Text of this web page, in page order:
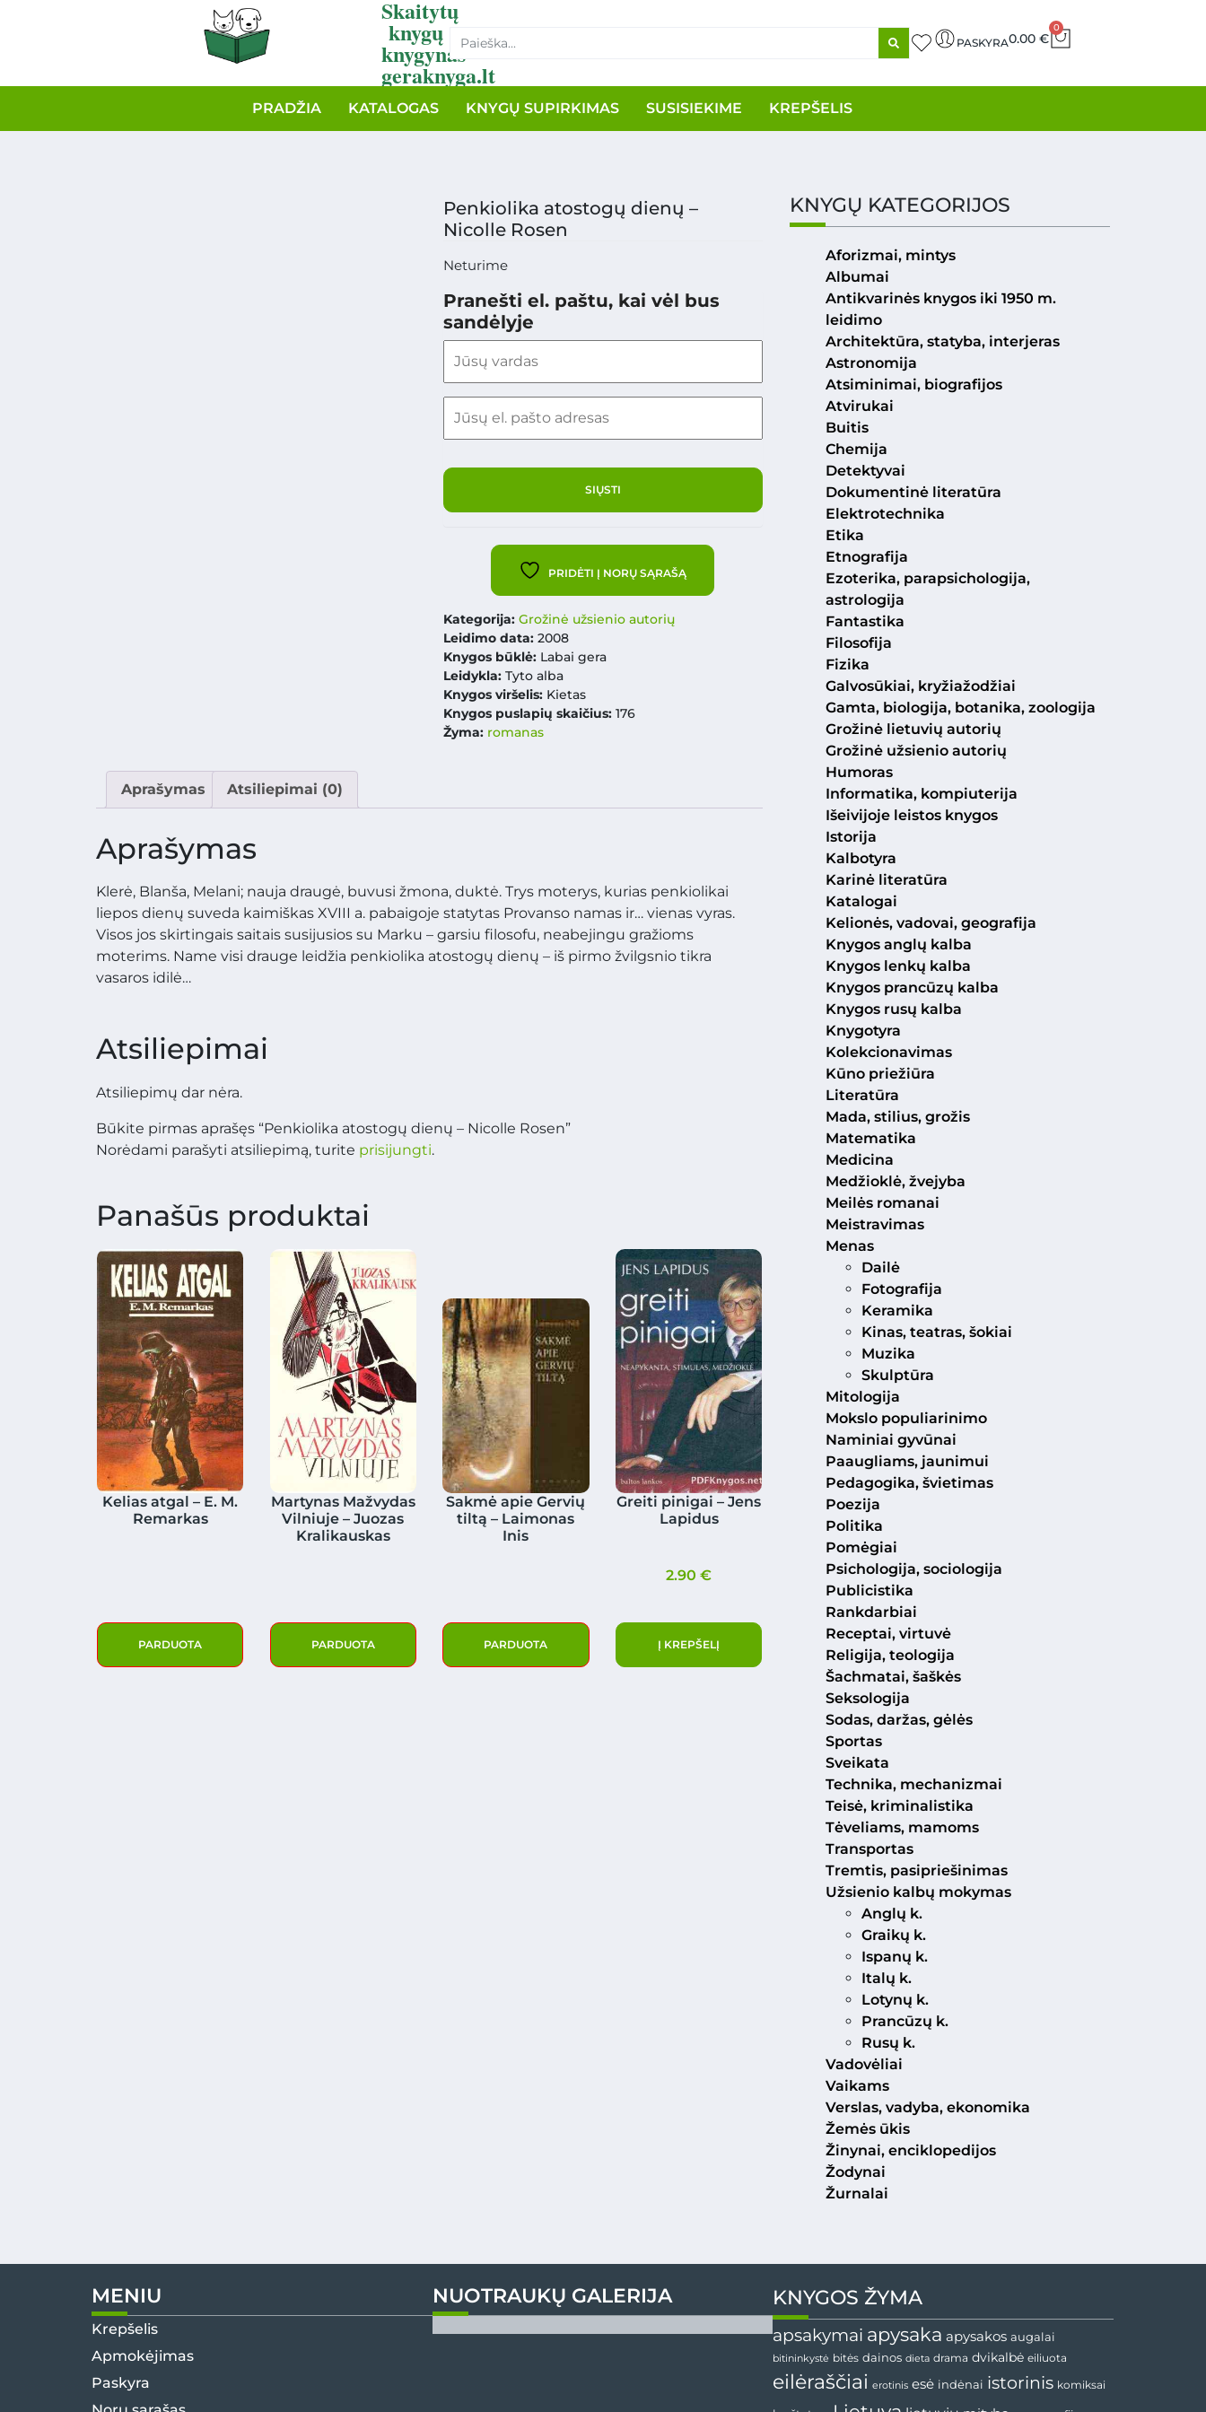
Skaitytų
knygų
knygynas
geraknyga.lt
PASKYRA0.00 €
0
PRADŽIA KATALOGAS KNYGŲ SUPIRKIMAS SUSISIEKIME KREPŠELIS
Penkiolika atostogų dienų –
Nicolle Rosen
Neturime
Pranešti el. paštu, kai vėl bus
sandėlyje
PRIDĖTI Į NORŲ SĄRAŠĄ
Kategorija: Grožinė užsienio autorių
Leidimo data:2008
Knygos būklė: Labai gera
Leidykla:Tyto alba
Knygos viršelis: Kietas
Knygos puslapių skaičius: 176
Žyma: romanas
Aprašymas Atsiliepimai (0)
Aprašymas
Klerė, Blanša, Melani; nauja draugė, buvusi žmona, duktė. Trys moterys, kurias penkiolikai
liepos dienų suveda kaimiškas XVIII a. pabaigoje statytas Provanso namas ir… vienas vyras.
Visos jos skirtingais saitais susijusios su Marku – garsiu filosofu, neabejingu gražioms
moterims. Name visi drauge leidžia penkiolika atostogų dienų – iš pirmo žvilgsnio tikra
vasaros idilė…
Atsiliepimai
Atsiliepimų dar nėra.
Būkite pirmas aprašęs “Penkiolika atostogų dienų – Nicolle Rosen”
Norėdami parašyti atsiliepimą, turite prisijungti.
Panašūs produktai
Kelias atgal – E. M.
Remarkas
PARDUOTA
Martynas Mažvydas
Vilniuje – Juozas
Kralikauskas
PARDUOTA
Sakmė apie Gervių
tiltą – Laimonas
Inis
PARDUOTA
Greiti pinigai – Jens
Lapidus
2.90€
Į KREPŠELĮ
KNYGŲ KATEGORIJOS
Aforizmai, mintys
Albumai
Antikvarinės knygos iki 1950 m.
leidimo
Architektūra, statyba, interjeras
Astronomija
Atsiminimai, biografijos
Atvirukai
Buitis
Chemija
Detektyvai
Dokumentinė literatūra
Elektrotechnika
Etika
Etnografija
Ezoterika, parapsichologija,
astrologija
Fantastika
Filosofija
Fizika
Galvosūkiai, kryžiažodžiai
Gamta, biologija, botanika, zoologija
Grožinė lietuvių autorių
Grožinė užsienio autorių
Humoras
Informatika, kompiuterija
Išeivijoje leistos knygos
Istorija
Kalbotyra
Karinė literatūra
Katalogai
Kelionės, vadovai, geografija
Knygos anglų kalba
Knygos lenkų kalba
Knygos prancūzų kalba
Knygos rusų kalba
Knygotyra
Kolekcionavimas
Kūno priežiūra
Literatūra
Mada, stilius, grožis
Matematika
Medicina
Medžioklė, žvejyba
Meilės romanai
Meistravimas
Menas
Dailė
Fotografija
Keramika
Kinas, teatras, šokiai
Muzika
Skulptūra
Mitologija
Mokslo populiarinimo
Naminiai gyvūnai
Paaugliams, jaunimui
Pedagogika, švietimas
Poezija
Politika
Pomėgiai
Psichologija, sociologija
Publicistika
Rankdarbiai
Receptai, virtuvė
Religija, teologija
Šachmatai, šaškės
Seksologija
Sodas, daržas, gėlės
Sportas
Sveikata
Technika, mechanizmai
Teisė, kriminalistika
Tėveliams, mamoms
Transportas
Tremtis, pasipriešinimas
Užsienio kalbų mokymas
Anglų k.
Graikų k.
Ispanų k.
Italų k.
Lotynų k.
Prancūzų k.
Rusų k.
Vadovėliai
Vaikams
Verslas, vadyba, ekonomika
Žemės ūkis
Žinynai, enciklopedijos
Žodynai
Žurnalai
MENIU
Krepšelis
Apmokėjimas
Paskyra
NUOTRAUKŲ GALERIJA KNYGOS ŽYMA
apsakymai apysaka apysakos augalai
bitininkystė bitės dainos dieta drama dvikalbė eiliuota
eilėraščiai erotinis esė indėnai istorinis komiksai